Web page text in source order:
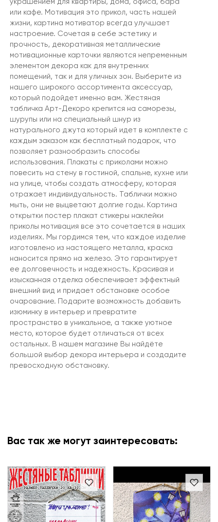
украшением для квартиры, дома, офиса, бара
или кафе. Мотивация это прикол, часть нашей
жизни, картина мотиватор всегда улучшает
настроение. Сочетая в себе эстетику и
прочность, декоративная металлические
мотивационные карточки являются непременным
элементом декора как для внутренних
помещений, так и для уличных зон. Выберите из
нашего широкого ассортимента аксессуар,
который подойдет именно вам. Жестяная
табличка Арт-Декоро крепится на саморезы,
шурупы или на специальный шнур из
натурального джута который идет в комплекте с
каждым заказом как бесплатный подарок, что
позволяет разнообразить способы
использования. Плакаты с приколами можно
повесить на стену в гостиной, спальне, кухне или
на улице, чтобы создать атмосферу, которая
отражает индивидуальность. Таблички можно
мыть, они не выцветают долгие годы. Картина
открытки постер плакат стикеры наклейки
приколы мотивация все это сочетается в наших
изделиях. Мы гордимся тем, что каждое изделие
изготовлено из настоящего металла, краска
наносится прямо на железо. Это гарантирует
ее долговечность и надежность. Красивая и
изысканная отделка обеспечивает эффектный
внешний вид и придает обстановке особое
очарование. Подарите возможность добавить
изюминку в интерьер и превратите
пространство в уникальное, а также уютное
место, которое будет отличаться от всех
остальных. В нашем магазине Вы найдёте
большой выбор декора интерьера и создадите
превосходную обстановку.
Вас так же могут заинтересовать: